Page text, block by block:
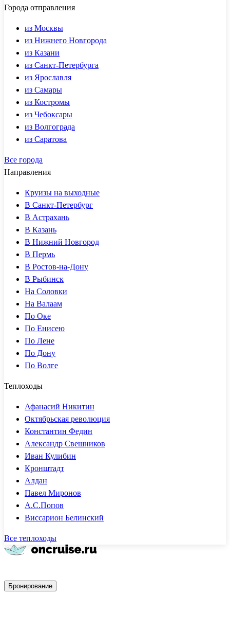
Города отправления
из Москвы
из Нижнего Новгорода
из Казани
из Санкт-Петербурга
из Ярославля
из Самары
из Костромы
из Чебоксары
из Волгограда
из Саратова
Все города
Направления
Круизы на выходные
В Санкт-Петербург
В Астрахань
В Казань
В Нижний Новгород
В Пермь
В Ростов-на-Дону
В Рыбинск
На Соловки
На Валаам
По Оке
По Енисею
По Лене
По Дону
По Волге
Теплоходы
Афанасий Никитин
Октябрьская революция
Константин Федин
Александр Свешников
Иван Кулибин
Кронштадт
Алдан
Павел Миронов
А.С.Попов
Виссарион Белинский
Все теплоходы
Бронирование